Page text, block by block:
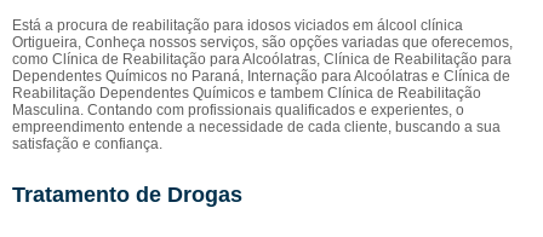
Está a procura de reabilitação para idosos viciados em álcool clínica
Ortigueira, Conheça nossos serviços, são opções variadas que oferecemos,
como Clínica de Reabilitação para Alcoólatras, Clínica de Reabilitação para
Dependentes Químicos no Paraná, Internação para Alcoólatras e Clínica de
Reabilitação Dependentes Químicos e tambem Clínica de Reabilitação
Masculina. Contando com profissionais qualificados e experientes, o
empreendimento entende a necessidade de cada cliente, buscando a sua
satisfação e confiança.
Tratamento de Drogas